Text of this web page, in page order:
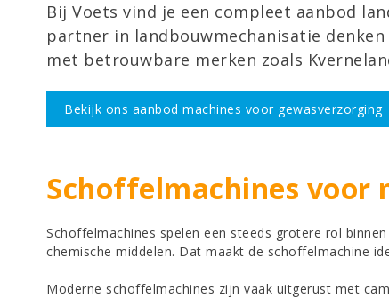
Bij Voets vind je een compleet aanbod
partner in landbouwmechanisatie
met betrouwbare merken zoals
Bekijk ons aanbod machines voor gewasverzorging
Schoffelmachines voor
Schoffelmachines spelen een steeds grotere rol
chemische middelen. Dat maakt de schoffelmachine
Moderne schoffelmachines zijn vaak uitgerust met